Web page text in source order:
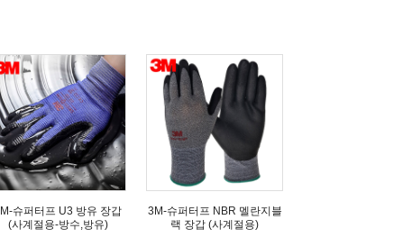
슈퍼터프 U3 방유 장갑
(사계절용-방수,방유)
3M-슈퍼터프 NBR 멜란지블
랙 장갑 (사계절용)